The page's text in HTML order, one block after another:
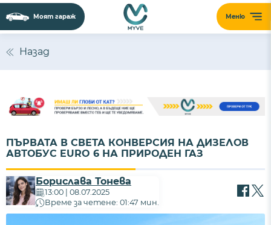
Меню
Моят гараж
Назад
ПЪРВАТА В СВЕТА КОНВЕРСИЯ НА ДИЗЕЛОВ
АВТОБУС EURO 6 НА ПРИРОДЕН ГАЗ
Борислава Тонева
13:00 | 08.07.2025
Време за четене: 01:47 мин.